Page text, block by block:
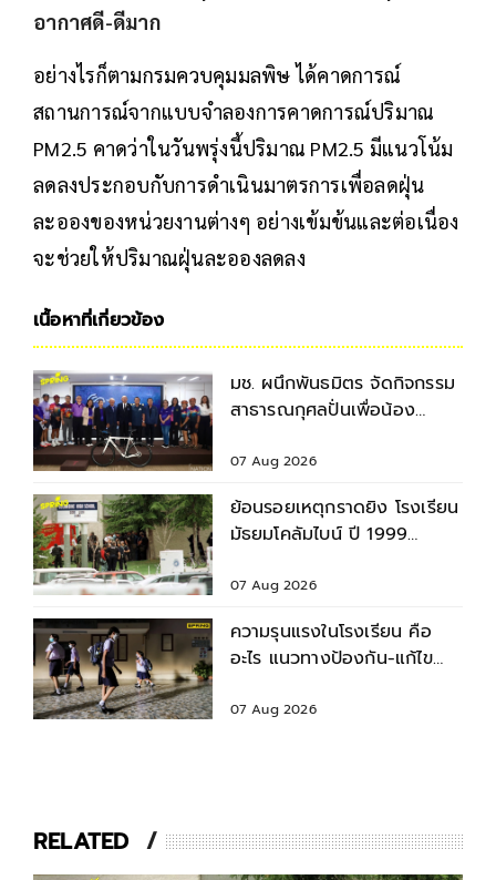
อย่างไรก็ตามกรมควบคุมมลพิษ ได้คาดการณ์
สถานการณ์จากแบบจำลองการคาดการณ์ปริมาณ
PM2.5 คาดว่าในวันพรุ่งนี้ปริมาณ PM2.5 มีแนวโน้ม
ลดลงประกอบกับการดำเนินมาตรการเพื่อลดฝุ่น
ละอองของหน่วยงานต่างๆ อย่างเข้มข้นและต่อเนื่อง
จะช่วยให้ปริมาณฝุ่นละอองลดลง
เนื้อหาที่เกี่ยวข้อง
มช. ผนึกพันธมิตร จัดกิจกรรม
สาธารณกุศลปั่นเพื่อน้อง
07 Aug 2026
ย้อนรอยเหตุกราดยิง โรงเรียน
มัธยมโคลัมไบน์ ปี 1999
07 Aug 2026
ความรุนแรงในโรงเรียน คือ
อะไร แนวทางป้องกัน-แก้ไข
07 Aug 2026
RELATED